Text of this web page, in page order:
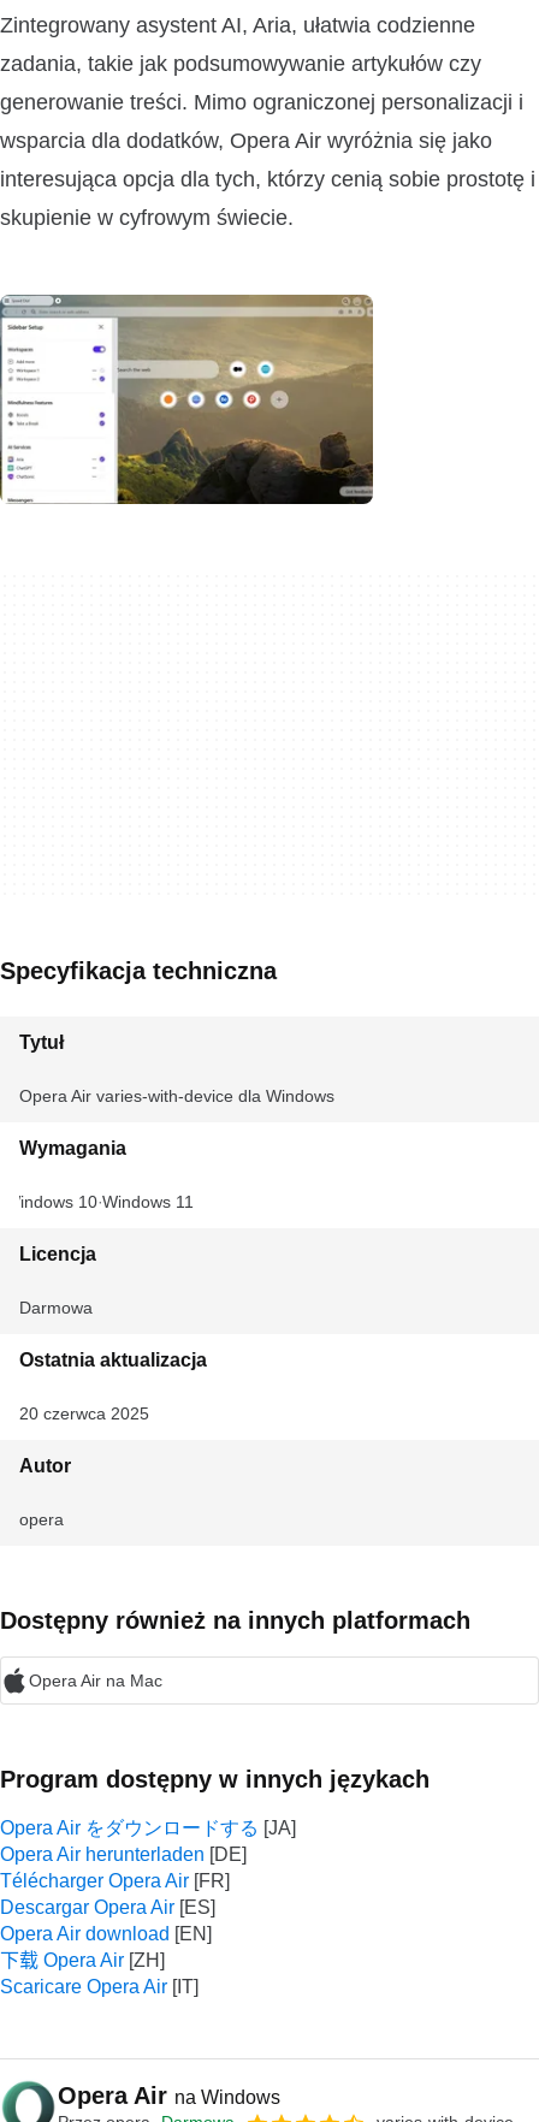
Zintegrowany asystent AI, Aria, ułatwia codzienne
zadania, takie jak podsumowywanie artykułów czy
generowanie treści. Mimo ograniczonej personalizacji i
wsparcia dla dodatków, Opera Air wyróżnia się jako
interesująca opcja dla tych, którzy cenią sobie prostotę i
skupienie w cyfrowym świecie.
Specyfikacja techniczna
Tytuł
Opera Air varies-with-device dla Windows
Wymagania
Windows 10 Windows 11
Licencja
Darmowa
Ostatnia aktualizacja
20 czerwca 2025
Autor
opera
Dostępny również na innych platformach
Opera Air na Mac
Program dostępny w innych językach
Opera Air をダウンロードする
Opera Air herunterladen
Télécharger Opera Air
Descargar Opera Air
Opera Air download
下载 Opera Air
Scaricare Opera Air
Opera Air na Windows